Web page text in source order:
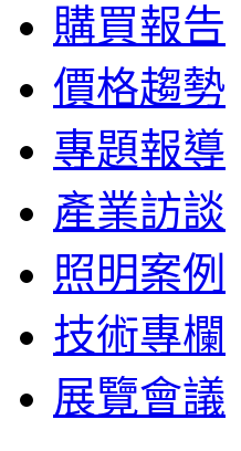
購買報告
價格趨勢
專題報導
產業訪談
照明案例
技術專欄
展覽會議